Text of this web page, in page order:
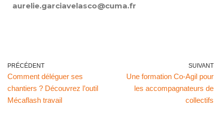
aurelie.garciavelasco@cuma.fr
PRÉCÉDENT
Comment déléguer ses
chantiers ? Découvrez l’outil
Mécaflash travail
SUIVANT
Une formation Co-Agil pour
les accompagnateurs de
collectifs